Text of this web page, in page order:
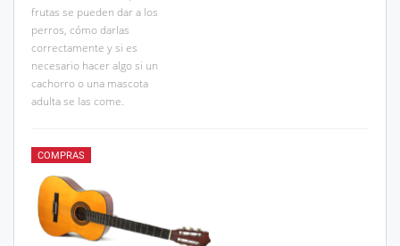
frutas se pueden dar a los
perros, cómo darlas
correctamente y si es
necesario hacer algo si un
cachorro o una mascota
adulta se las come.
COMPRAS